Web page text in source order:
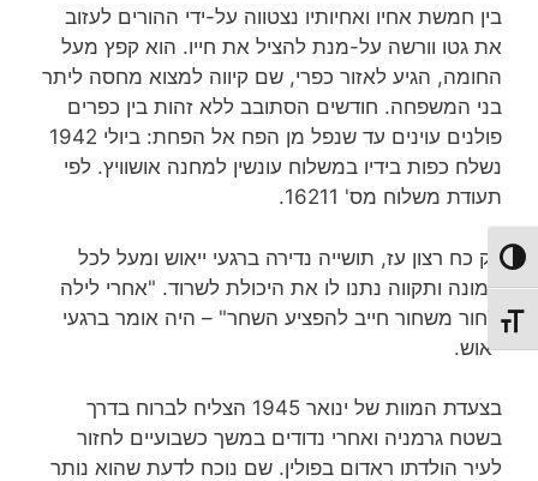
מתג ניגודיות גבוהה
מתג גודל גופן
בין חמשת אחיו ואחיותיו נצטווה על-ידי ההורים לעזוב
את גטו וורשה על-מנת להציל את חייו. הוא קפץ מעל
החומה, הגיע לאזור כפרי, שם קיווה למצוא מחסה ליתר
בני המשפחה. חודשים הסתובב ללא זהות בין כפרים
פולנים עוינים עד שנפל מן הפח אל הפחת: ביולי 1942
נשלח כפות בידיו במשלוח עונשין למחנה אושוויץ. לפי
תעודת משלוח מס' 16211.
רק כח רצון עז, תושייה נדירה ברגעי ייאוש ומעל לכל
אמונה ותקווה נתנו לו את היכולת לשרוד. "אחרי לילה
שחור משחור חייב להפציע השחר" – היה אומר ברגעי
ייאוש.
בצעדת המוות של ינואר 1945 הצליח לברוח בדרך
בשטח גרמניה ואחרי נדודים במשך כשבועיים לחזור
לעיר הולדתו ראדום בפולין. שם נוכח לדעת שהוא נותר